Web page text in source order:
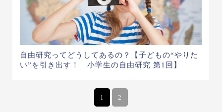
自由研究ってどうしてあるの？【子どもの“やりた
い”を引き出す！ 小学生の自由研究 第1回】
1 2